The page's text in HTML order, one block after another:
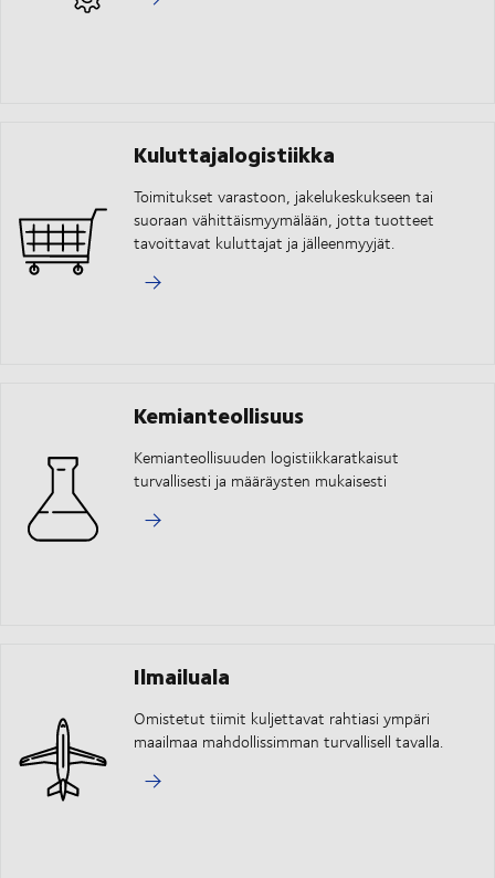
Kuluttajalogistiikka
Toimitukset varastoon, jakelukeskukseen tai
suoraan vähittäismyymälään, jotta tuotteet
tavoittavat kuluttajat ja jälleenmyyjät.
Kemianteollisuus
Kemianteollisuuden logistiikkaratkaisut
turvallisesti ja määräysten mukaisesti
Ilmailuala
Omistetut tiimit kuljettavat rahtiasi ympäri
maailmaa mahdollissimman turvallisell tavalla.